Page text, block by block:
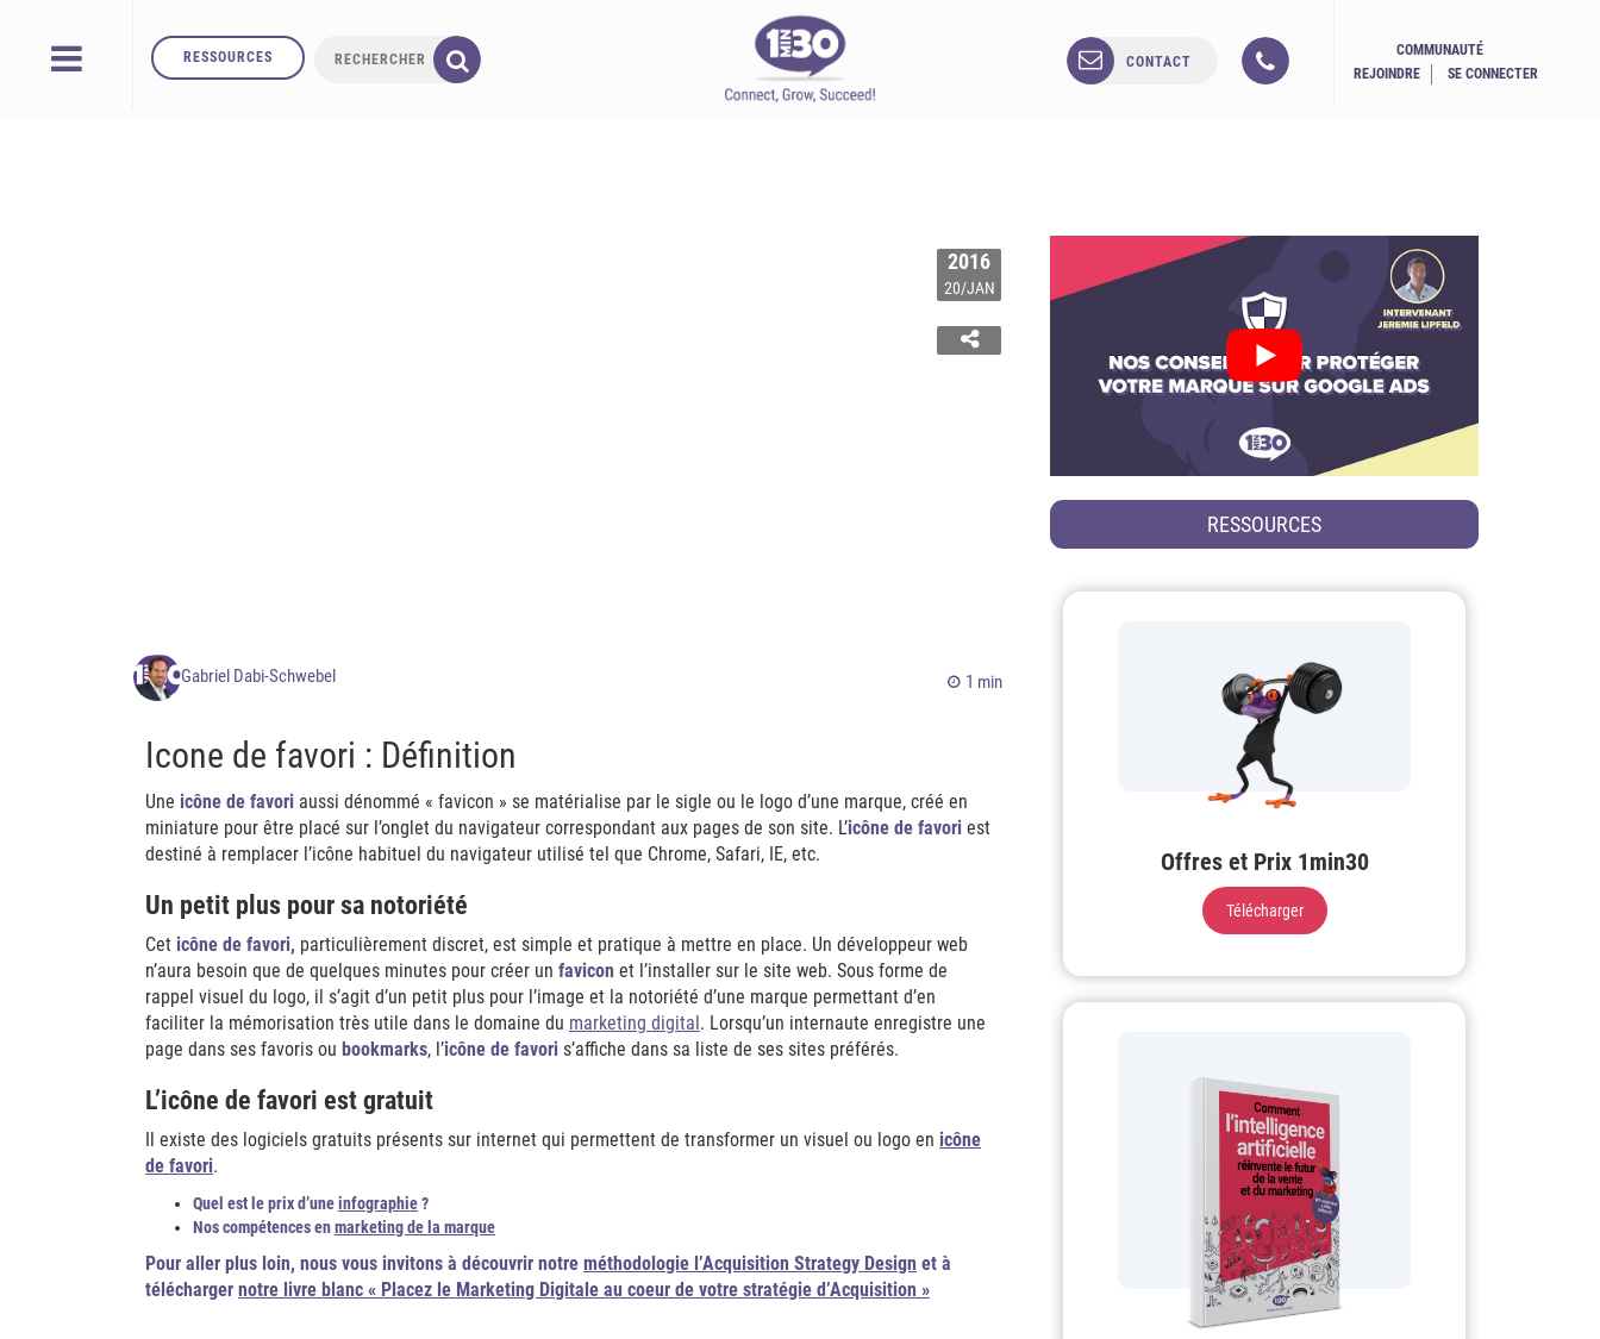
RESSOURCES CONTACT
COMMUNAUTÉ
REJOINDRE
SE CONNECTER
2016
20/JAN
Gabriel Dabi-Schwebel 1 min
Icone de favori : Définition
Une icône de favori aussi dénommé « favicon » se matérialise par le sigle ou le logo d’une marque, créé en
miniature pour être placé sur l’onglet du navigateur correspondant aux pages de son site. L’icône de favori est
destiné à remplacer l’icône habituel du navigateur utilisé tel que Chrome, Safari, IE, etc.
Un petit plus pour sa notoriété
Cet icône de favori, particulièrement discret, est simple et pratique à mettre en place. Un développeur web
n’aura besoin que de quelques minutes pour créer un favicon et l’installer sur le site web. Sous forme de
rappel visuel du logo, il s’agit d’un petit plus pour l’image et la notoriété d’une marque permettant d’en
faciliter la mémorisation très utile dans le domaine du marketing digital. Lorsqu’un internaute enregistre une
page dans ses favoris ou bookmarks, l’icône de favori s’affiche dans sa liste de ses sites préférés.
L’icône de favori est gratuit
Il existe des logiciels gratuits présents sur internet qui permettent de transformer un visuel ou logo en icône
de favori.
Quel est le prix d’uneinfographie?
Nos compétences enmarketing de la marque
Pour aller plus loin, nous vous invitons à découvrir notre méthodologie l’Acquisition Strategy Design et à
télécharger notre livre blanc « Placez le Marketing Digitale au coeur de votre stratégie d’Acquisition »
RESSOURCES
Offres et Prix 1min30
Télécharger